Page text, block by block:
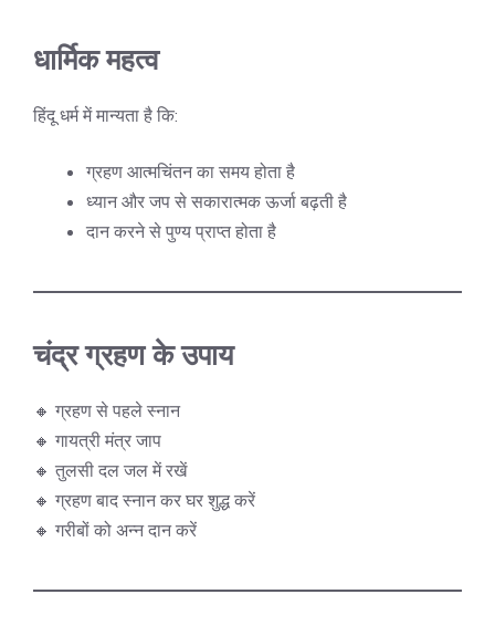
धार्मिक महत्व
हिंदू धर्म में मान्यता है कि:
ग्रहण आत्मचिंतन का समय होता है
ध्यान और जप से सकारात्मक ऊर्जा बढ़ती है
दान करने से पुण्य प्राप्त होता है
चंद्र ग्रहण के उपाय
🔸 ग्रहण से पहले स्नान
🔸 गायत्री मंत्र जाप
🔸 तुलसी दल जल में रखें
🔸 ग्रहण बाद स्नान कर घर शुद्ध करें
🔸 गरीबों को अन्न दान करें